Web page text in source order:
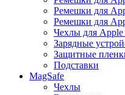
Ремешки для
Ремешки для
Чехлы для Apple
Зарядные
Защитные
Подставки
MagSafe
Чехлы